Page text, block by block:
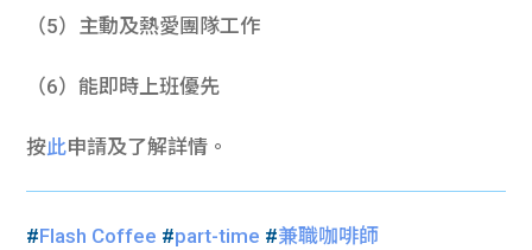
（5）主動及熱愛團隊工作
（6）能即時上班優先
按此申請及了解詳情。
#Flash Coffee #part-time #兼職咖啡師